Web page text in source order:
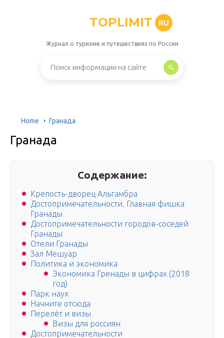
TOPLIMIT RU
Журнал о туризме и путешествиях по России
Home Гранада
Гранада
Содержание:
Крепость-дворец Альгамбра
Достопримечательности. Главная фишка
Гранады
Достопримечательности городов-соседей
Гранады
Отели Гранады
Зал Мешуар
Политика и экономика
Экономика Гренады в цифрах (2018
год)
Парк наук
Начните отсюда
Перелёт и визы
Визы для россиян
Достопримечательности